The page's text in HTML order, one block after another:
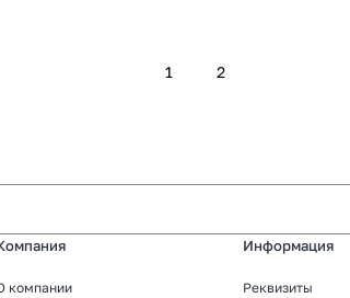
1 2
компании
Информация
Реквизиты